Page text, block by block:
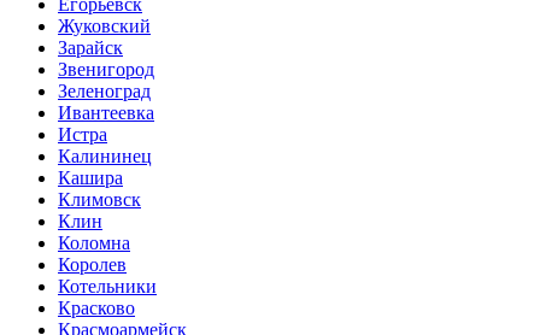
Егорьевск
Жуковский
Зарайск
Звенигород
Зеленоград
Ивантеевка
Истра
Калининец
Кашира
Климовск
Клин
Коломна
Королев
Котельники
Красково
Красмоармейск